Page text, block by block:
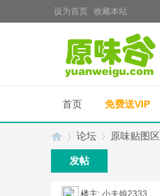
设为首页 收藏本站
首页 免费送VIP
论坛 原味贴图区
发帖
楼主: 小夫娘2333